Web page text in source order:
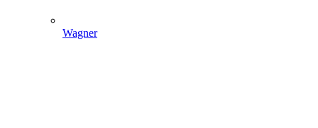
Wagner